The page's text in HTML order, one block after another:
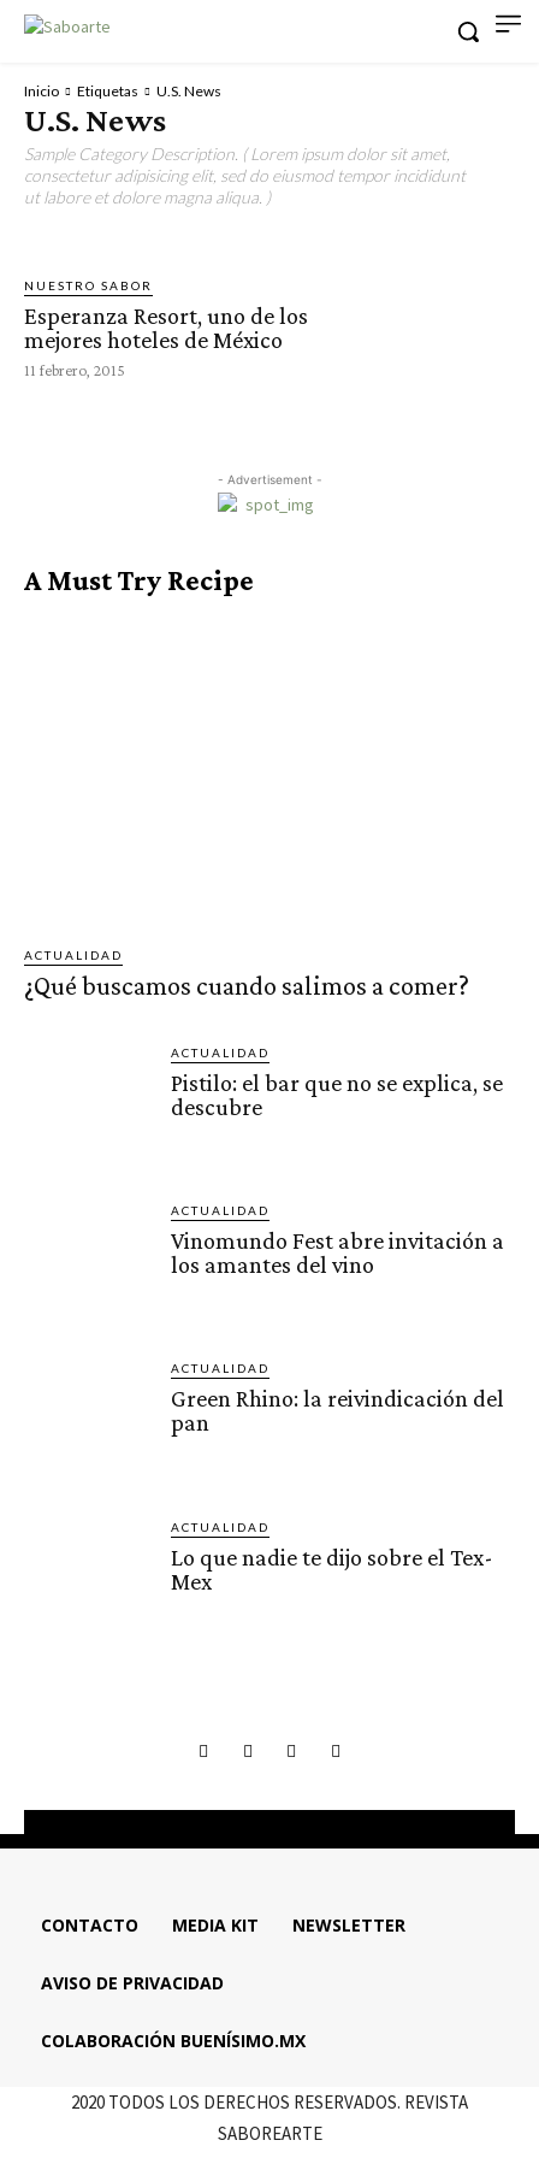
Inicio Etiquetas U.S. News
U.S. News
Sample Category Description. ( Lorem ipsum dolor sit amet,
consectetur adipisicing elit, sed do eiusmod tempor incididunt
ut labore et dolore magna aliqua. )
NUESTRO SABOR
Esperanza Resort, uno de los
mejores hoteles de México
11 febrero, 2015
- Advertisement -
A Must Try Recipe
ACTUALIDAD
¿Qué buscamos cuando salimos a comer?
ACTUALIDAD
Pistilo: el bar que no se explica, se
descubre
ACTUALIDAD
Vinomundo Fest abre invitación a
los amantes del vino
ACTUALIDAD
Green Rhino: la reivindicación del
pan
ACTUALIDAD
Lo que nadie te dijo sobre el Tex-
Mex
CONTACTO MEDIA KIT NEWSLETTER
AVISO DE PRIVACIDAD
COLABORACIÓN BUENÍSIMO.MX
2020 TODOS LOS DERECHOS RESERVADOS. REVISTA
SABOREARTE